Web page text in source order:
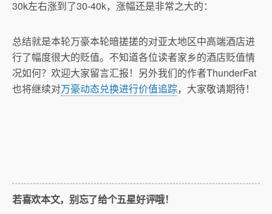
30k左右涨到了30-40k，涨幅还是非常之大的：
总结就是本轮万豪本轮暗搓搓的对亚太地区中高端酒店进
行了幅度很大的贬值。不知道各位读者家乡的酒店贬值情
况如何？欢迎大家留言汇报！另外我们的作者ThunderFat
也将继续对万豪动态兑换进行价值追踪，大家敬请期待！
若喜欢本文，别忘了给个五星好评哦！